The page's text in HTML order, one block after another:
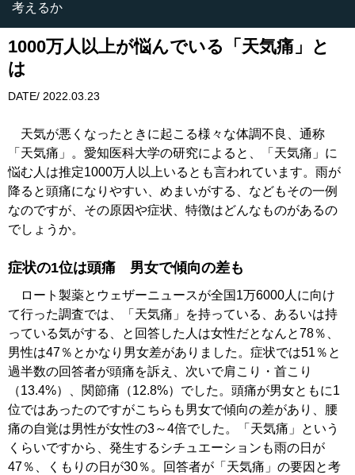
考えるか
1000万人以上が悩んでいる「天気痛」と
は
DATE/ 2022.03.23
天気が悪くなったときに起こる様々な体調不良、通称
「天気痛」。愛知医科大学の研究によると、「天気痛」に
悩む人は推定1000万人以上いるとも言われています。雨が
降ると頭痛になりやすい、めまいがする、などもその一例
なのですが、その原因や症状、特徴はどんなものがあるの
でしょうか。
症状の1位は頭痛 男女で傾向の差も
ロート製薬とウェザーニュースが全国1万6000人に向け
て行った調査では、「天気痛」を持っている、あるいは持
っている気がする、と回答した人は女性だとなんと78％、
男性は47％とかなり男女差がありました。症状では51％と
過半数の回答者が頭痛を訴え、次いで肩こり・首こり
（13.4%）、関節痛（12.8%）でした。頭痛が男女ともに1
位ではあったのですがこちらも男女で傾向の差があり、腰
痛の自覚は男性が女性の3～4倍でした。「天気痛」という
くらいですから、発生するシチュエーションも雨の日が
47％、くもりの日が30％。回答者が「天気痛」の要因と考